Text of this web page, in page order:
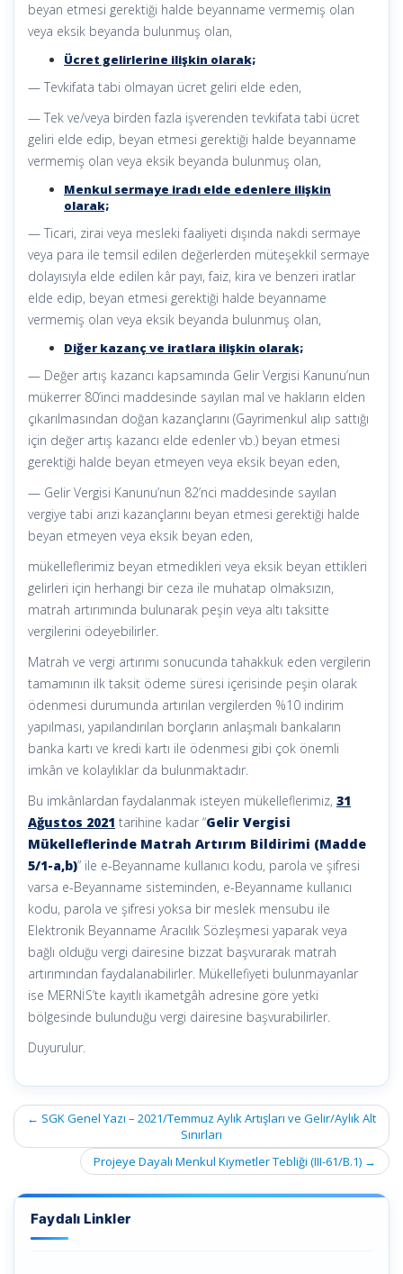
beyan etmesi gerektiği halde beyanname vermemiş olan
veya eksik beyanda bulunmuş olan,
Ücret gelirlerine ilişkin olarak;
— Tevkifata tabi olmayan ücret geliri elde eden,
— Tek ve/veya birden fazla işverenden tevkifata tabi ücret
geliri elde edip, beyan etmesi gerektiği halde beyanname
vermemiş olan veya eksik beyanda bulunmuş olan,
Menkul sermaye iradı elde edenlere ilişkin
olarak;
— Ticari, zirai veya mesleki faaliyeti dışında nakdi sermaye
veya para ile temsil edilen değerlerden müteşekkil sermaye
dolayısıyla elde edilen kâr payı, faiz, kira ve benzeri iratlar
elde edip, beyan etmesi gerektiği halde beyanname
vermemiş olan veya eksik beyanda bulunmuş olan,
Diğer kazanç ve iratlara ilişkin olarak;
— Değer artış kazancı kapsamında Gelir Vergisi Kanunu’nun
mükerrer 80’inci maddesinde sayılan mal ve hakların elden
çıkarılmasından doğan kazançlarını (Gayrimenkul alıp sattığı
için değer artış kazancı elde edenler vb.) beyan etmesi
gerektiği halde beyan etmeyen veya eksik beyan eden,
— Gelir Vergisi Kanunu’nun 82’nci maddesinde sayılan
vergiye tabi arızi kazançlarını beyan etmesi gerektiği halde
beyan etmeyen veya eksik beyan eden,
mükelleflerimiz beyan etmedikleri veya eksik beyan ettikleri
gelirleri için herhangi bir ceza ile muhatap olmaksızın,
matrah artırımında bulunarak peşin veya altı taksitte
vergilerini ödeyebilirler.
Matrah ve vergi artırımı sonucunda tahakkuk eden vergilerin
tamamının ilk taksit ödeme süresi içerisinde peşin olarak
ödenmesi durumunda artırılan vergilerden %10 indirim
yapılması, yapılandırılan borçların anlaşmalı bankaların
banka kartı ve kredi kartı ile ödenmesi gibi çok önemli
imkân ve kolaylıklar da bulunmaktadır.
Bu imkânlardan faydalanmak isteyen mükelleflerimiz, 31
Ağustos 2021 tarihine kadar “Gelir Vergisi
Mükelleflerinde Matrah Artırım Bildirimi (Madde
5/1-a,b)” ile e-Beyanname kullanıcı kodu, parola ve şifresi
varsa e-Beyanname sisteminden, e-Beyanname kullanıcı
kodu, parola ve şifresi yoksa bir meslek mensubu ile
Elektronik Beyanname Aracılık Sözleşmesi yaparak veya
bağlı olduğu vergi dairesine bizzat başvurarak matrah
artırımından faydalanabilirler. Mükellefiyeti bulunmayanlar
ise MERNİS’te kayıtlı ikametgâh adresine göre yetki
bölgesinde bulunduğu vergi dairesine başvurabilirler.
Duyurulur.
Post
navigation
← SGK Genel Yazı – 2021/Temmuz Aylık Artışları ve Gelir/Aylık Alt
Sınırları
Projeye Dayalı Menkul Kıymetler Tebliği (III-61/B.1) →
Faydalı Linkler